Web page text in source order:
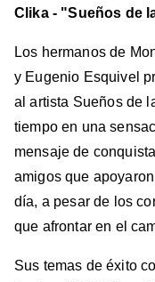
Clika - "Sueños de
Los hermanos de
y Eugenio Esquivel
al artista Sueños de
tiempo en una
mensaje de
amigos que
día, a pesar de los
que afrontar en el
Sus temas de éxito